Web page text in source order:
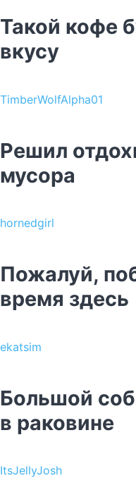
Такой кофе
вкусу
TimberWolfAlpha01
Решил
мусора
hornedgirl
Пожалуй,
время здесь
ekatsim
Большой
в раковине
ItsJellyJosh